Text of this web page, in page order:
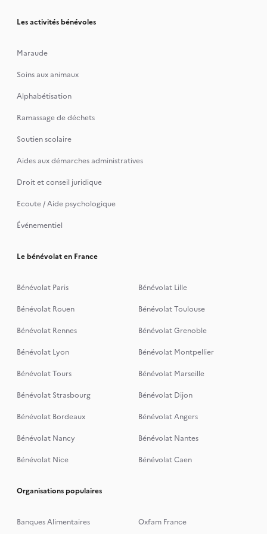
Les activités bénévoles
Maraude
Soins aux animaux
Alphabétisation
Ramassage de déchets
Soutien scolaire
Aides aux démarches administratives
Droit et conseil juridique
Ecoute / Aide psychologique
Événementiel
Le bénévolat en France
Bénévolat Paris
Bénévolat Lille
Bénévolat Rouen
Bénévolat Toulouse
Bénévolat Rennes
Bénévolat Grenoble
Bénévolat Lyon
Bénévolat Montpellier
Bénévolat Tours
Bénévolat Marseille
Bénévolat Strasbourg
Bénévolat Dijon
Bénévolat Bordeaux
Bénévolat Angers
Bénévolat Nancy
Bénévolat Nantes
Bénévolat Nice
Bénévolat Caen
Organisations populaires
Banques Alimentaires
Oxfam France